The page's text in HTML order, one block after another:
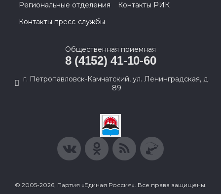
Региональные отделения
Контакты РИК
Контакты пресс-службы
Общественная приемная
8 (4152) 41-10-60
г. Петропавловск-Камчатский, ул. Ленинградская, д.
89
© 2005-2026, Партия «Единая Россия». Все права защищены.